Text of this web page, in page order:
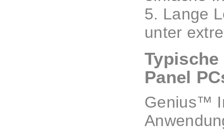
5. Lange
unter
Panel
Genius™